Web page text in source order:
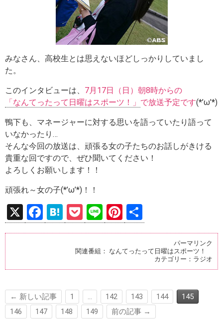
みなさん、高校生とは思えないほどしっかりしていまし
た。
このインタビューは、 7月17日（日）朝8時からの
「なんてったって日曜はスポーツ！」 で放送予定です(*’ω’*)
鴨下も、マネージャーに対する思いを語っていたり語って
いなかったり…
そんな今回の放送は、頑張る女の子たちのお話しがきける
貴重な回ですので、ぜひ聞いてください！
よろしくお願いします！！
頑張れ～女の子(*’ω’*)！！
X
F
a
o
o
k
H
at
a
P
o
ck
et
Li
n
Pi
nt
er
es
t
有
パーマリンク
関連番組： なんてったって日曜はスポーツ！
カテゴリー： ラジオ
← 新しい記事 1 … 142 143 144
145
146
147 148 149 前の記事 →